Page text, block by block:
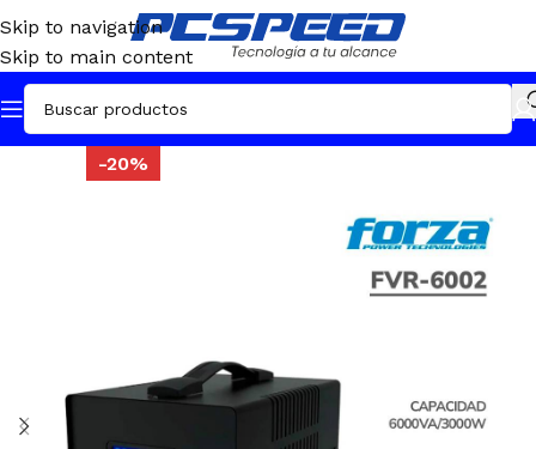
Skip to navigation
Skip to main content
-20%